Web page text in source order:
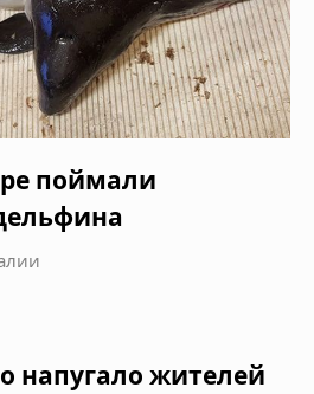
поймали
напугало жителей